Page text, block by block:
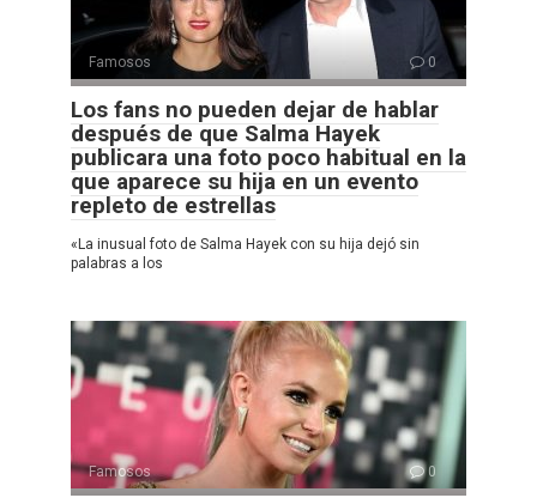
Famosos 0
Los fans no pueden dejar de hablar
después de que Salma Hayek
publicara una foto poco habitual en la
que aparece su hija en un evento
repleto de estrellas
«La inusual foto de Salma Hayek con su hija dejó sin
palabras a los
Famosos 0